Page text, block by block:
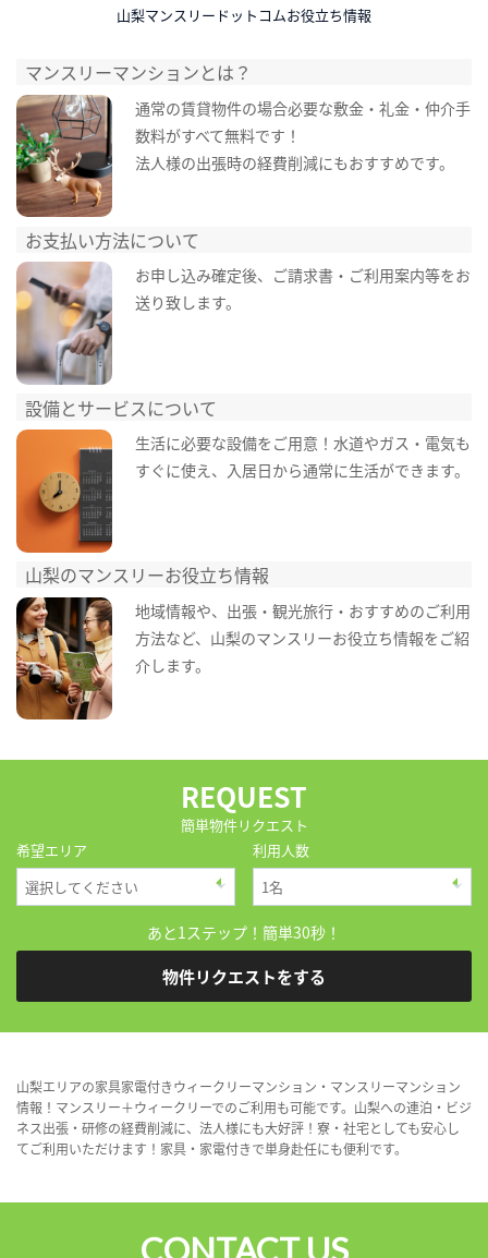
山梨マンスリードットコムお役立ち情報
マンスリーマンションとは？
通常の賃貸物件の場合必要な敷金・礼金・仲介手
数料がすべて無料です！
法人様の出張時の経費削減にもおすすめです。
お支払い方法について
お申し込み確定後、ご請求書・ご利用案内等をお
送り致します。
設備とサービスについて
生活に必要な設備をご用意！水道やガス・電気も
すぐに使え、入居日から通常に生活ができます。
山梨のマンスリーお役立ち情報
地域情報や、出張・観光旅行・おすすめのご利用
方法など、山梨のマンスリーお役立ち情報をご紹
介します。
REQUEST
簡単物件リクエスト
希望エリア
利用人数
あと1ステップ！簡単30秒！
物件リクエストをする
山梨エリアの家具家電付きウィークリーマンション・マンスリーマンション
情報！マンスリー＋ウィークリーでのご利用も可能です。山梨への連泊・ビジ
ネス出張・研修の経費削減に、法人様にも大好評！寮・社宅としても安心し
てご利用いただけます！家具・家電付きで単身赴任にも便利です。
CONTACT US